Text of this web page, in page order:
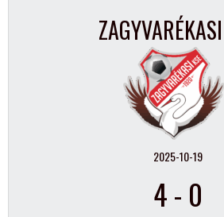
2025-10-19
4- 0